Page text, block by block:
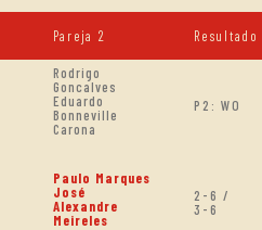
Pareja 2 Resultado
Rodrigo
Goncalves
Eduardo
Bonneville
Carona
P2: WO
Paulo Marques
José
Alexandre
Meireles
2-6 /
3-6